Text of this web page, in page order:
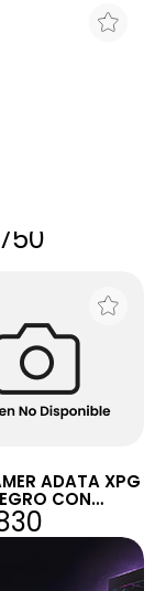
ADATA XPG
CON